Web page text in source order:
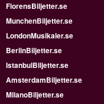
FlorensBiljetter.se
MunchenBiljetter.se
LondonMusikaler.se
BerlinBiljetter.se
IstanbulBiljetter.se
AmsterdamBiljetter.se
MilanoBiljetter.se